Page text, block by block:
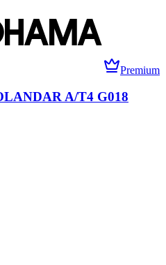
Premium
A/T4 G018